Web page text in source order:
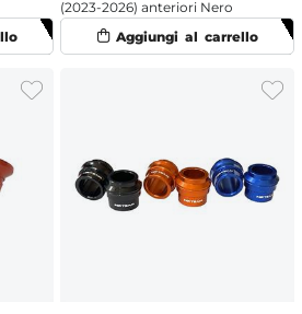
(2023-2026) anteriori Nero